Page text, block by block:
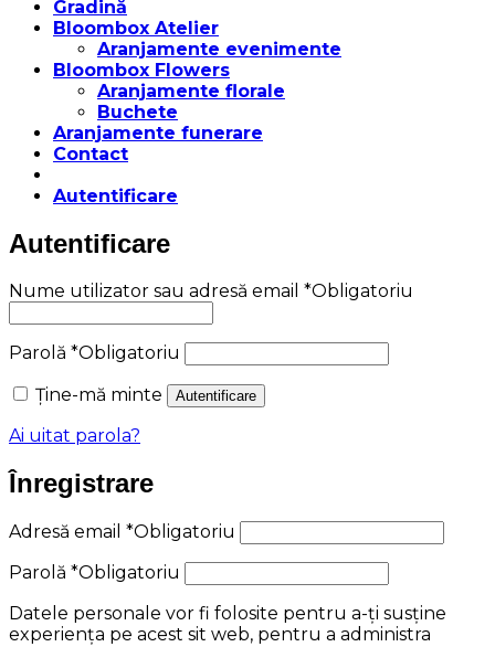
Gradină
Bloombox Atelier
Aranjamente evenimente
Bloombox Flowers
Aranjamente florale
Buchete
Aranjamente funerare
Contact
Autentificare
Autentificare
Nume utilizator sau adresă email *Obligatoriu
Parolă *Obligatoriu
Ține-mă minte
Autentificare
Ai uitat parola?
Înregistrare
Adresă email *Obligatoriu
Parolă *Obligatoriu
Datele personale vor fi folosite pentru a-ți susține
experiența pe acest sit web, pentru a administra